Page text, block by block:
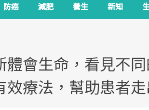
防癌 減肥 養生 新知
體會生命，看見不
效療法，幫助患者走